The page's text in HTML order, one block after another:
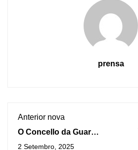
prensa
Anterior nova
O Concello da Guarda
adquire a propiedade
2 Setembro, 2025